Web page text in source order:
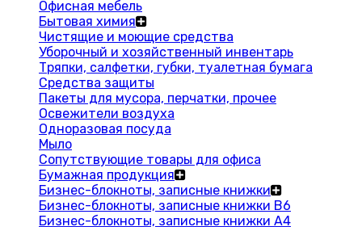
Офисная мебель
Бытовая химия
Чистящие и моющие средства
Уборочный и хозяйственный инвентарь
Тряпки, салфетки, губки, туалетная бумага
Средства защиты
Пакеты для мусора, перчатки, прочее
Освежители воздуха
Одноразовая посуда
Мыло
Сопутствующие товары для офиса
Бумажная продукция
Бизнес-блокноты, записные книжки
Бизнес-блокноты, записные книжки В6
Бизнес-блокноты, записные книжки A4